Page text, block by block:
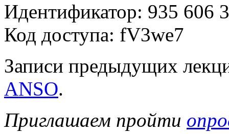
Идентификатор: 935 606
Код доступа: fV3we7
Записи предыдущих
ANSO.
Приглашаем пройти